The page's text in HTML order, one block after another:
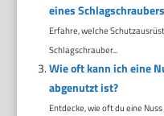
eines
Erfahre, welche
Schlagschrauber...
Wie oft kann ich eine
abgenutzt ist?
Entdecke, wie oft du eine